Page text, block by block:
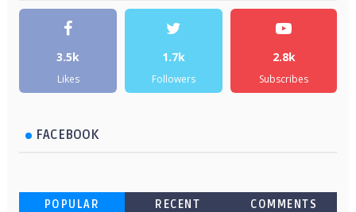
3.5k
Likes
1.7k
Followers
2.8k
Subscribes
FACEBOOK
POPULAR RECENT COMMENTS